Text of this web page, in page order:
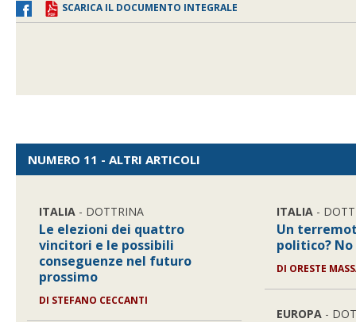
SCARICA IL DOCUMENTO INTEGRALE
NUMERO 11 - ALTRI ARTICOLI
ITALIA - DOTTRINA
Le elezioni dei quattro
vincitori e le possibili
conseguenze nel futuro
prossimo
DI STEFANO CECCANTI
ITALIA -
Un
politico? No
DI ORESTE
EUROPA -